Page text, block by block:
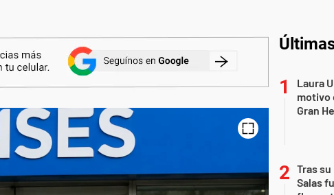
Laura
motivo
Gran
Tras su
Salas